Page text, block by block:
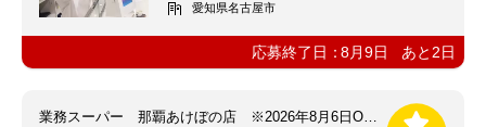
愛知県名古屋市
応募終了日：8月9日 あと 2日
業務スーパー 那覇あけぼの店 ※2026年8月6日OPEN